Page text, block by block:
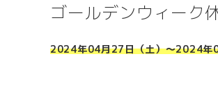
ゴールデンウィーク
2024年04月27日（土）～2024年